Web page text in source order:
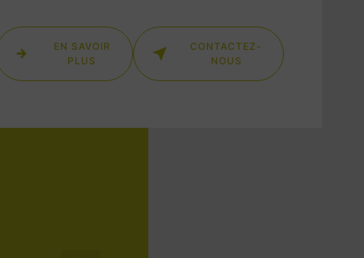
EN SAVOIR
PLUS
CONTACTEZ-
NOUS